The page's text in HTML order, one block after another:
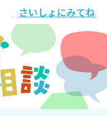
さいしょにみてね